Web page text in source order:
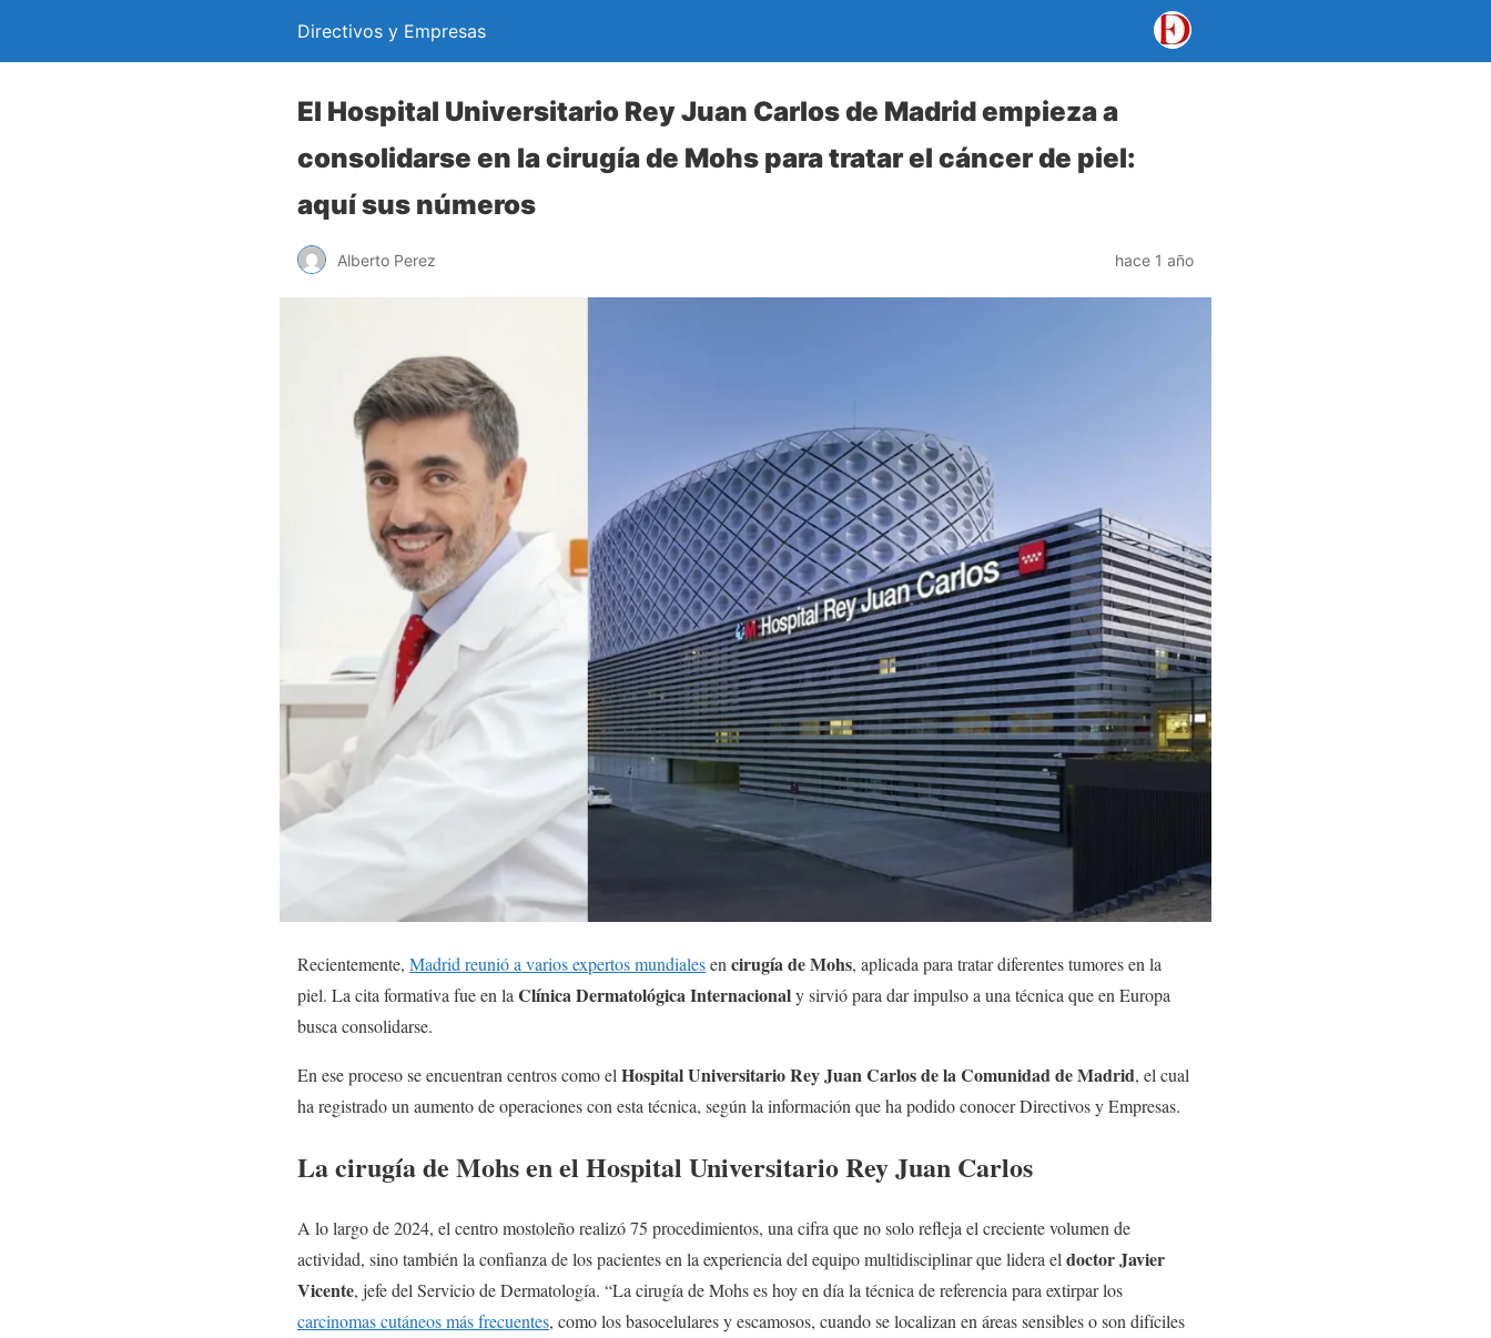
Directivos y Empresas
El Hospital Universitario Rey Juan Carlos de Madrid empieza a
consolidarse en la cirugía de Mohs para tratar el cáncer de piel:
aquí sus números
Alberto Perez hace 1 año
Recientemente, Madrid reunió a varios expertos mundialesen cirugía de Mohs, aplicada para tratar diferentes tumores en la
piel. La cita formativa fue en la Clínica Dermatológica Internacionaly sirvió para dar impulso a una técnica que en Europa
busca consolidarse.
En ese proceso se encuentran centros como el Hospital Universitario Rey Juan Carlos de la Comunidad de Madrid, el cual
ha registrado un aumento de operaciones con esta técnica, según la información que ha podido conocer Directivos y Empresas.
La cirugía de Mohs en el Hospital Universitario Rey Juan Carlos
A lo largo de 2024, el centro mostoleño realizó 75 procedimientos, una cifra que no solo refleja el creciente volumen de
actividad, sino también la confianza de los pacientes en la experiencia del equipo multidisciplinar que lidera el doctor Javier
Vicente, jefe del Servicio de Dermatología. “La cirugía de Mohs es hoy en día la técnica de referencia para extirpar los
carcinomas cutáneos más frecuentes, como los basocelulares y escamosos, cuando se localizan en áreas sensibles o son difíciles